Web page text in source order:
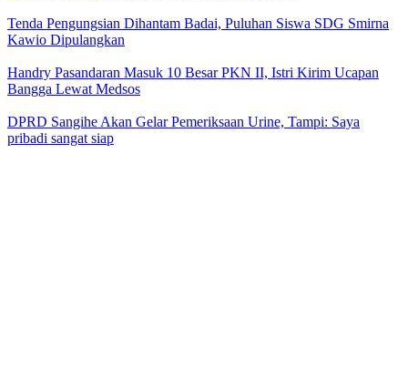
Tenda Pengungsian Dihantam Badai, Puluhan Siswa SDG Smirna
Kawio Dipulangkan
Handry Pasandaran Masuk 10 Besar PKN II, Istri Kirim Ucapan
Bangga Lewat Medsos
DPRD Sangihe Akan Gelar Pemeriksaan Urine, Tampi: Saya
pribadi sangat siap